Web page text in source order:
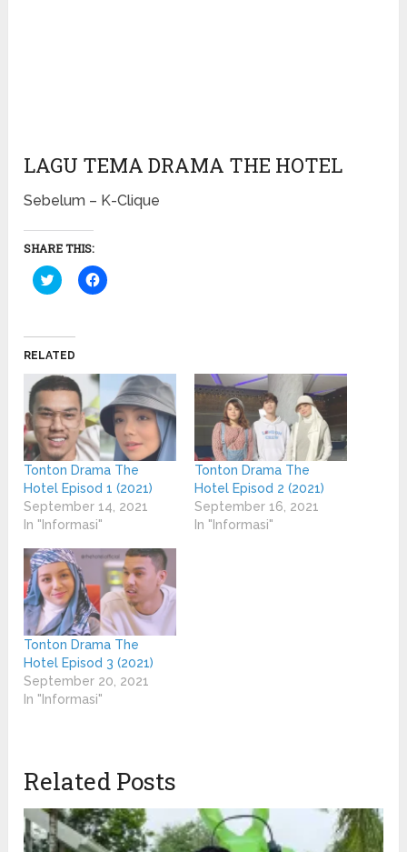
LAGU TEMA DRAMA THE HOTEL
Sebelum – K-Clique
SHARE THIS:
Click
to
(Opens
in
new
window)
Click
to
window)
RELATED
Tonton Drama The
Hotel Episod 1 (2021)
September 14, 2021
In "Informasi"
Tonton Drama The
Hotel Episod 2 (2021)
September 16, 2021
In "Informasi"
Tonton Drama The
Hotel Episod 3 (2021)
September 20, 2021
In "Informasi"
Related Posts